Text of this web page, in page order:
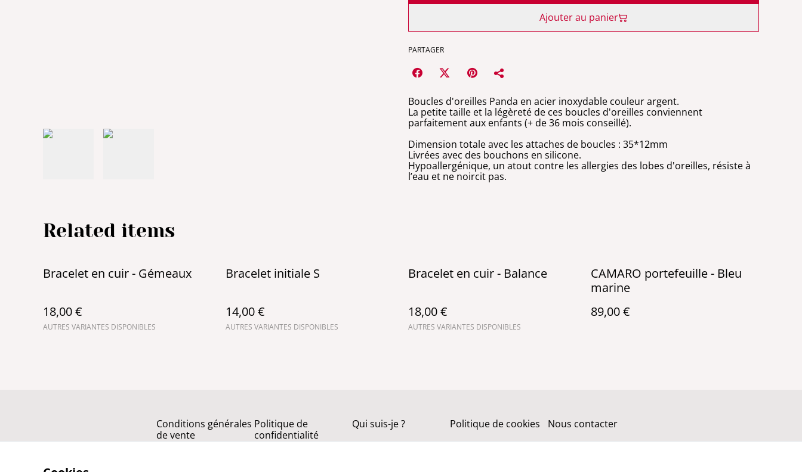
Ajouter au panier
PARTAGER
Boucles d'oreilles Panda en acier inoxydable couleur argent.
La petite taille et la légèreté de ces boucles d'oreilles conviennent
parfaitement aux enfants (+ de 36 mois conseillé).
Dimension totale avec les attaches de boucles : 35*12mm
Livrées avec des bouchons en silicone.
Hypoallergénique, un atout contre les allergies des lobes d'oreilles, résiste à
l’eau et ne noircit pas.
Related items
Bracelet en cuir - Gémeaux
18,00 €
AUTRES VARIANTES DISPONIBLES
Bracelet initiale S
14,00 €
AUTRES VARIANTES DISPONIBLES
Bracelet en cuir - Balance
18,00 €
AUTRES VARIANTES DISPONIBLES
CAMARO portefeuille - Bleu
marine
89,00 €
Conditions générales
de vente
Politique de
confidentialité
Qui suis-je ? Politique de cookies Nous contacter